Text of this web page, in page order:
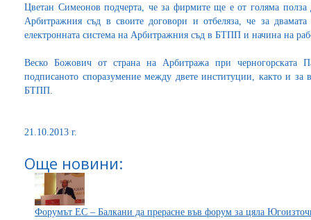
Цветан Симеонов подчерта, че за фирмите ще е от голяма полза
Арбитражния съд в своите договори и отбеляза, че за
електронната система на Арбитражния съд в БТПП и начина на
Веско Божович от страна на Арбитража при черногорската
подписаното споразумение между двете институции, както и за
БТПП.
21.10.2013 г.
Още новини:
Форумът ЕС – Балкани да прерасне във форум за цяла